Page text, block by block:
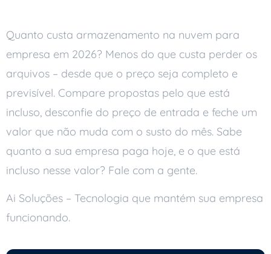
Quanto custa armazenamento na nuvem para
empresa em 2026? Menos do que custa perder os
arquivos – desde que o preço seja completo e
previsível. Compare propostas pelo que está
incluso, desconfie do preço de entrada e feche um
valor que não muda com o susto do mês. Sabe
quanto a sua empresa paga hoje, e o que está
incluso nesse valor? Fale com a gente.
Ai Soluções – Tecnologia que mantém sua empresa
funcionando.